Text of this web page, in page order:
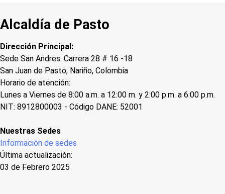
Alcaldía de Pasto
Dirección Principal:
Sede San Andres: Carrera 28 # 16 -18
San Juan de Pasto, Nariño, Colombia
Horario de atención:
Lunes a Viernes de 8:00 a.m. a 12:00 m. y 2:00 p.m. a 6:00 p.m.
NIT: 8912800003 - Código DANE: 52001
Nuestras Sedes
Información de sedes
Última actualización:
03 de Febrero 2025